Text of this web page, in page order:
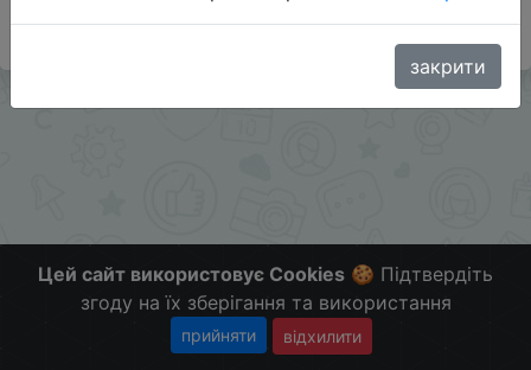
Цей сайт використовує Cookies 🍪 Підтвердіть
згоду на їх зберігання та використання
прийняти відхилити
закрити